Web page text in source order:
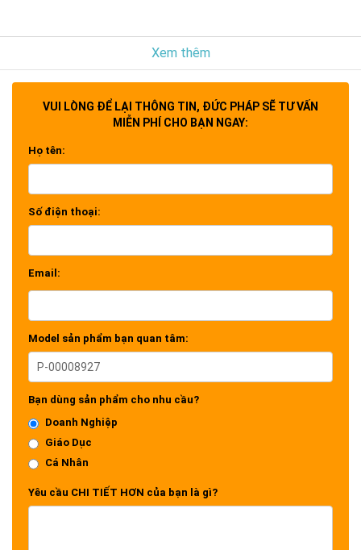
Xem thêm
VUI LÒNG ĐỂ LẠI THÔNG TIN, ĐỨC PHÁP SẼ TƯ VẤN
MIỄN PHÍ CHO BẠN NGAY:
Họ tên:
Số điện thoại:
Email:
Model sản phẩm bạn quan tâm:
Bạn dùng sản phẩm cho nhu cầu?
Doanh Nghiệp
Giáo Dục
Cá Nhân
Yêu cầu CHI TIẾT HƠN của bạn là gì?